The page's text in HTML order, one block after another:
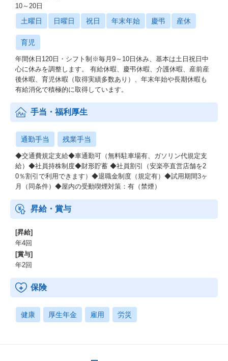
10～20日
土曜日 日曜日 祝日 年末年始 慶弔 産休
育児
年間休日120日・シフト制※毎月9～10日休み、基本は土日祝日中
心に休みを調整します。 有給休暇、慶弔休暇、介護休暇、産前産
後休暇、育児休暇（取得実績多数あり）、年末年始や長期休暇も
有給消化で積極的に取得しています。
手当・福利厚生
通勤手当 残業手当
◆交通費規定支給◆車通勤可（無料駐車場有、ガソリン代規定支
給）◆社員持株制度◆財形貯蓄 ◆社員割引（安楽亭直営店舗を2
0％割引で利用できます）◆退職金制度（規定有）◆試用期間3ヶ
月（同条件）◆屋内の受動喫煙対策：有（禁煙）
昇給・賞与
[昇給]
年4回
[賞与]
年2回
保険
健康 厚生年金 雇用 労災